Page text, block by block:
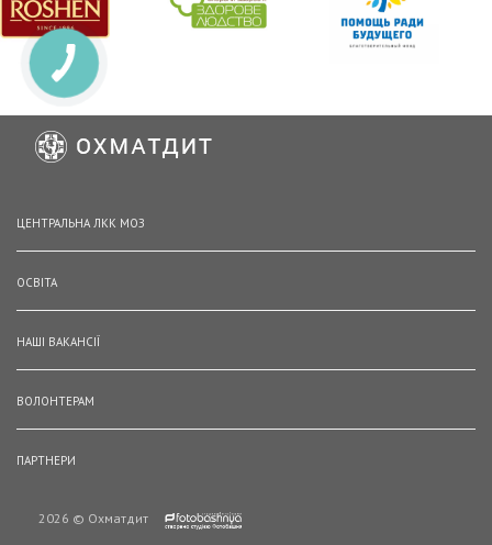
ЦЕНТРАЛЬНА ЛКК МОЗ
ОСВІТА
НАШІ ВАКАНСІЇ
ВОЛОНТЕРАМ
ПАРТНЕРИ
2026 © Охматдит